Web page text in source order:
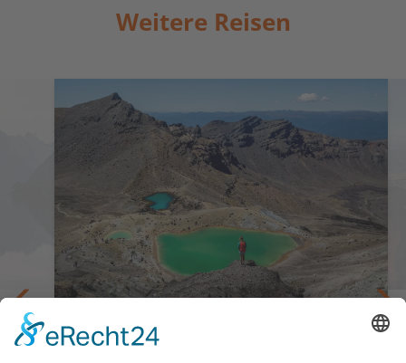
Weitere Reisen
der
Alle Highlights Neuseelands in kleiner
Gruppe erleben